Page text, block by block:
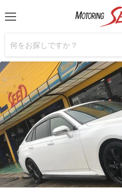
ニ
ュ
ー